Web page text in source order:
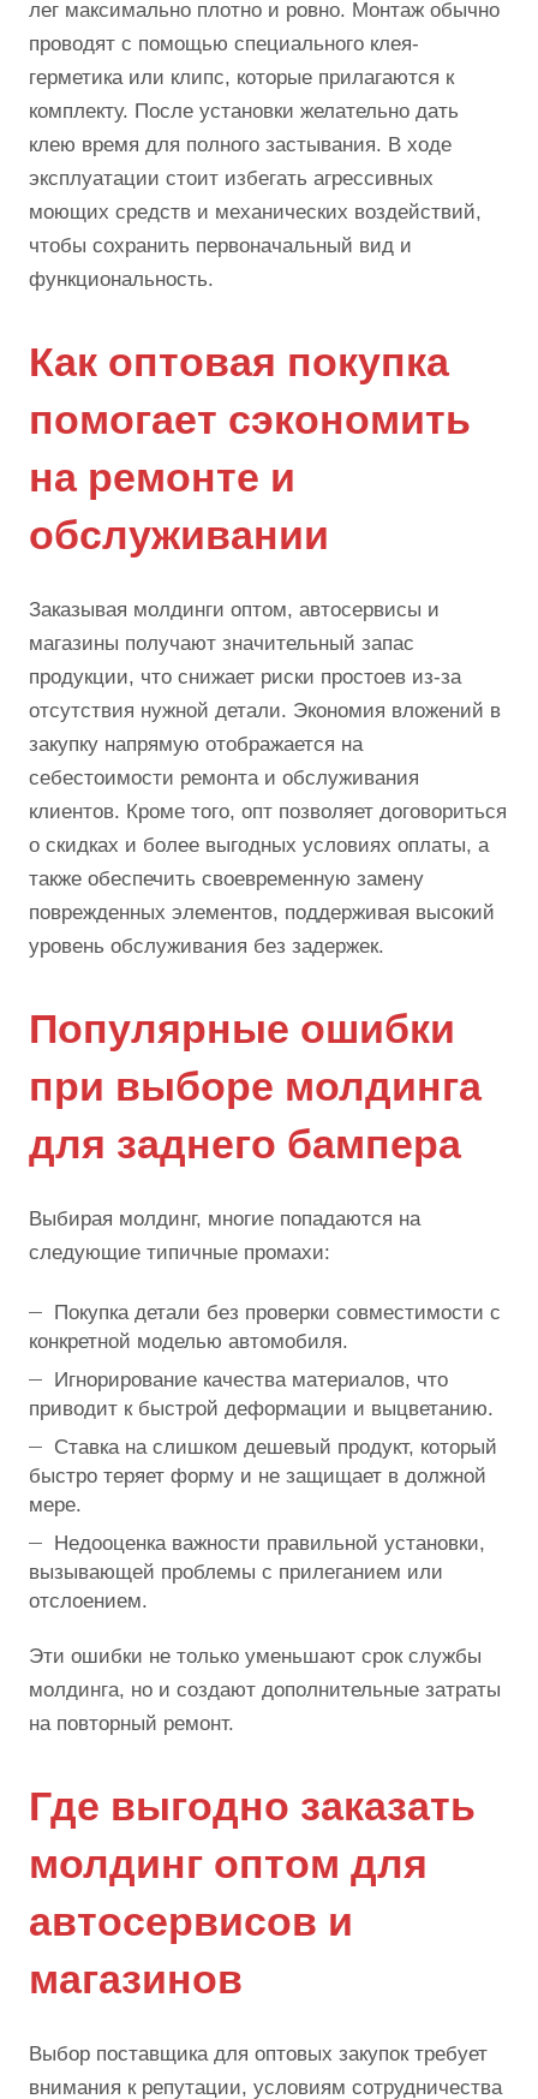
лег максимально плотно и ровно. Монтаж обычно
проводят с помощью специального клея-
герметика или клипс, которые прилагаются к
комплекту. После установки желательно дать
клею время для полного застывания. В ходе
эксплуатации стоит избегать агрессивных
моющих средств и механических воздействий,
чтобы сохранить первоначальный вид и
функциональность.
Как оптовая покупка
помогает сэкономить
на ремонте и
обслуживании
Заказывая молдинги оптом, автосервисы и
магазины получают значительный запас
продукции, что снижает риски простоев из-за
отсутствия нужной детали. Экономия вложений в
закупку напрямую отображается на
себестоимости ремонта и обслуживания
клиентов. Кроме того, опт позволяет договориться
о скидках и более выгодных условиях оплаты, а
также обеспечить своевременную замену
поврежденных элементов, поддерживая высокий
уровень обслуживания без задержек.
Популярные ошибки
при выборе молдинга
для заднего бампера
Выбирая молдинг, многие попадаются на
следующие типичные промахи:
Покупка детали без проверки совместимости с
конкретной моделью автомобиля.
Игнорирование качества материалов, что
приводит к быстрой деформации и выцветанию.
Ставка на слишком дешевый продукт, который
быстро теряет форму и не защищает в должной
мере.
Недооценка важности правильной установки,
вызывающей проблемы с прилеганием или
отслоением.
Эти ошибки не только уменьшают срок службы
молдинга, но и создают дополнительные затраты
на повторный ремонт.
Где выгодно заказать
молдинг оптом для
автосервисов и
магазинов
Выбор поставщика для оптовых закупок требует
внимания к репутации, условиям сотрудничества